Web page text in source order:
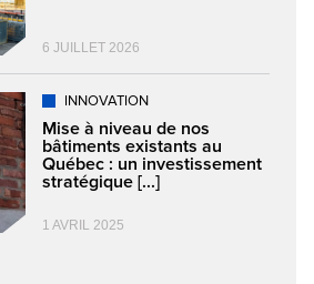
6 JUILLET 2026
INNOVATION
Mise à niveau de nos
bâtiments existants au
Québec : un investissement
stratégique [...]
1 AVRIL 2025